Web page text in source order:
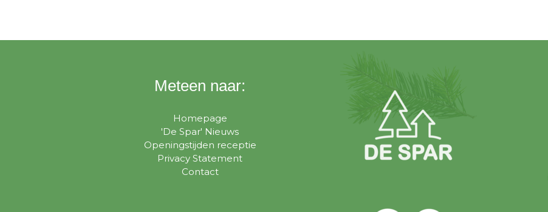
Meteen naar:
Homepage
'De Spar' Nieuws
Openingstijden receptie
Privacy Statement
Contact